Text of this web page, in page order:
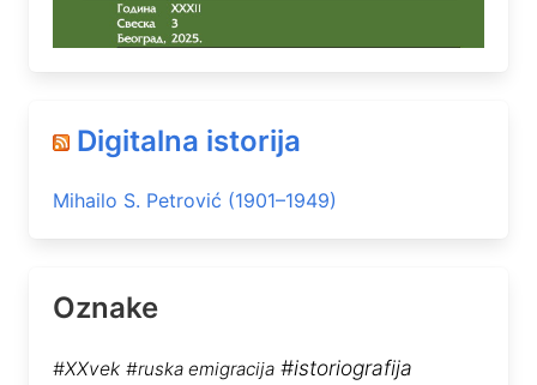
Digitalna istorija
Mihailo S. Petrović (1901–1949)
Oznake
#XXvek #ruska emigracija #istoriografija